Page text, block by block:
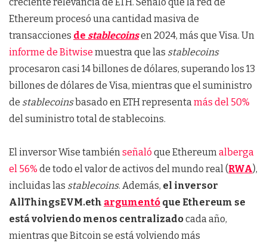
Ethereum procesó una cantidad masiva de
transacciones de stablecoinsen 2024, más que Visa. Un
informe de Bitwise muestra que las stablecoins
procesaron casi 14 billones de dólares, superando los 13
billones de dólares de Visa, mientras que el suministro
de stablecoinsbasado en ETH representamás del 50%
del suministro total de stablecoins.
El inversor Wise tambiénseñaló que Ethereumalberga
el 56% de todo el valor de activos del mundo real (RWA),
incluidas las stablecoins. Además, el inversor
AllThingsEVM.eth argumentó que Ethereum se
está volviendo menos centralizadocada año,
mientras que Bitcoin se está volviendo más